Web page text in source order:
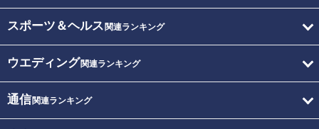
スポーツ＆ヘルス 関連ランキング
ウエディング関連ランキング
通信関連ランキング